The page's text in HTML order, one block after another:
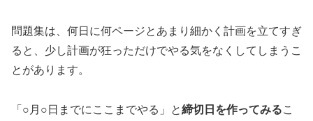
問題集は、何日に何ページとあまり細かく計画を立てすぎ
ると、少し計画が狂っただけでやる気をなくしてしまうこ
とがあります。
「○月○日までにここまでやる」と締切日を作ってみるこ